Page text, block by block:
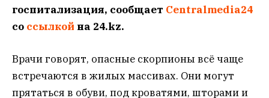
госпитализация, сообщает Centralmedia24
со ссылкой на 24.kz.
Врачи говорят, опасные скорпионы всё чаще
встречаются в жилых массивах. Они могут
прятаться в обуви, под кроватями, шторами и